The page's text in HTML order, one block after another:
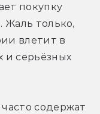
покупку
Жаль только,
влетит в
и серьёзных
содержат